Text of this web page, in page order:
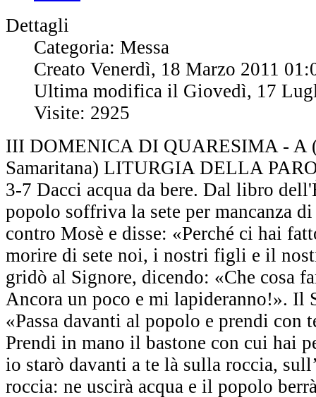
Dettagli
Categoria: Messa
Creato Venerdì, 18 Marzo 2011
Ultima modifica il Giovedì, 17
Visite: 2925
III DOMENICA DI QUARESIMA - A
Samaritana) LITURGIA DELLA
3-7 Dacci acqua da bere. Dal libro
popolo soffriva la sete per mancanza
contro Mosè e disse: «Perché ci hai
morire di sete noi, i nostri figli e il
gridò al Signore, dicendo: «Che cosa
Ancora un poco e mi lapideranno!». Il
«Passa davanti al popolo e prendi con
Prendi in mano il bastone con cui hai
io starò davanti a te là sulla roccia,
roccia: ne uscirà acqua e il popolo